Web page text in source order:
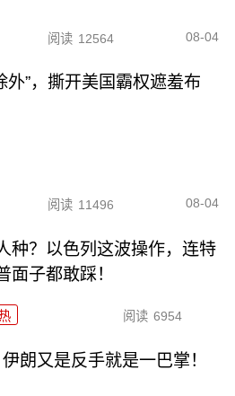
阅读 12564 08-04
外”，撕开美国霸权遮羞布
阅读 11496 08-04
种？以色列这波操作，连特
面子都敢踩！
阅读 6954
朗又是反手就是一巴掌！